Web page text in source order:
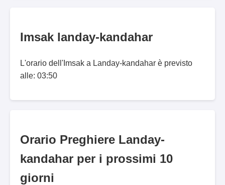
Imsak landay-kandahar
L'orario dell'Imsak a Landay-kandahar è previsto
alle: 03:50
Orario Preghiere Landay-
kandahar per i prossimi 10
giorni